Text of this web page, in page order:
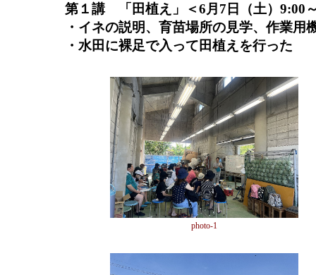
第１講 「田植え」＜6月7日（土）
・イネの説明、育苗場所の見学、作業用
・水田に裸足で入って田植えを行った
photo-1